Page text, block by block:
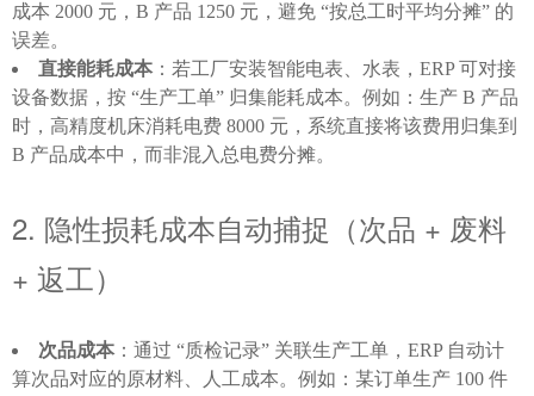
成本 2000 元，B 产品 1250 元，避免 “按总工时平均分摊” 的
误差。
直接能耗成本 ：若工厂安装智能电表、水表，ERP 可对接
设备数据，按 “生产工单” 归集能耗成本。例如：生产 B 产品
时，高精度机床消耗电费 8000 元，系统直接将该费用归集到
B 产品成本中，而非混入总电费分摊。
2. 隐性损耗成本自动捕捉（次品 + 废料
+ 返工）
次品成本 ：通过 “质检记录” 关联生产工单，ERP 自动计
算次品对应的原材料、人工成本。例如：某订单生产 100 件